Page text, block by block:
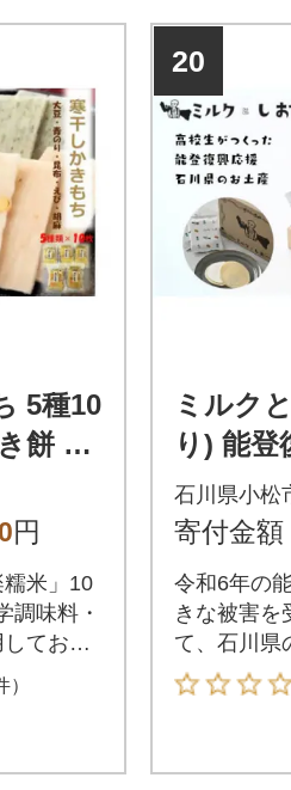
5種10
餅 石
円
米」10
調味料・
ており
製法で
加賀伝
20
ミルク
り) 能登
生がつ
を代表
石川県小松
寄付金額
令和6年の
きな被害を
て、石川県
能登の名産
育った能登